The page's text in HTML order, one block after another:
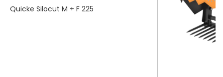
Quicke Silocut M + F 225